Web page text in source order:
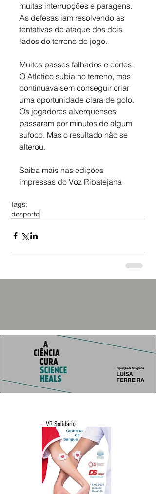
muitas interrupções e paragens.
As defesas iam resolvendo as
tentativas de ataque dos dois
lados do terreno de jogo.
Muitos passes falhados e cortes.
O Atlético subia no terreno, mas
continuava sem conseguir criar
uma oportunidade clara de golo.
Os jogadores alverquenses
passaram por minutos de algum
sufoco. Mas o resultado não se
alterou.
Saiba mais nas edições
impressas do Voz Ribatejana
Tags:
desporto
VR Solidário